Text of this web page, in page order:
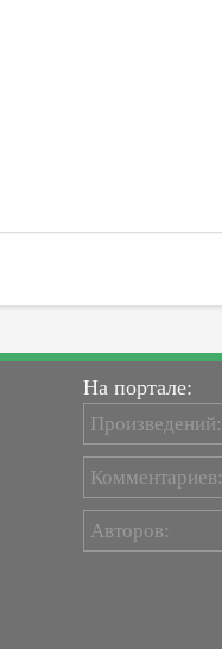
На портале:
Произведений:
Комментариев:
Авторов: